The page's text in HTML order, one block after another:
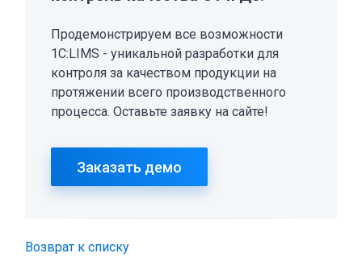
Продемонстрируем все возможности
1С:LIMS - уникальной разработки для
контроля за качеством продукции на
протяжении всего производственного
процесса. Оставьте заявку на сайте!
Заказать демо
Возврат к списку